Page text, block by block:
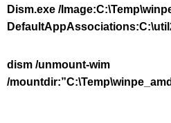
Dism.exe /
dism /unmount-wim
/